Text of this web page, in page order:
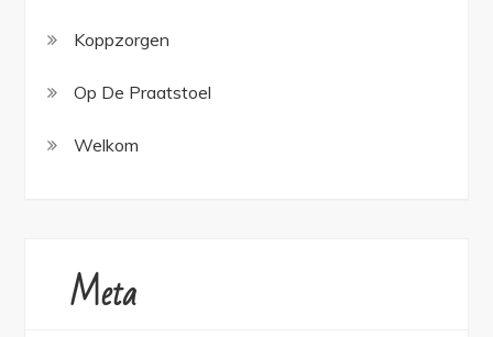
Koppzorgen
Op De Praatstoel
Welkom
Meta